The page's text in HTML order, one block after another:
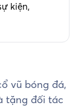
kiện,
vũ bóng đá,
tặng đối tác